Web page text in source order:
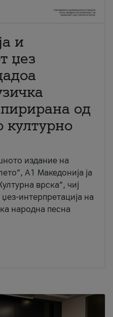
и
џез
од
културно
издание на
А1 Македонија ја
врска“, чиј
интерпретација на
народна песна